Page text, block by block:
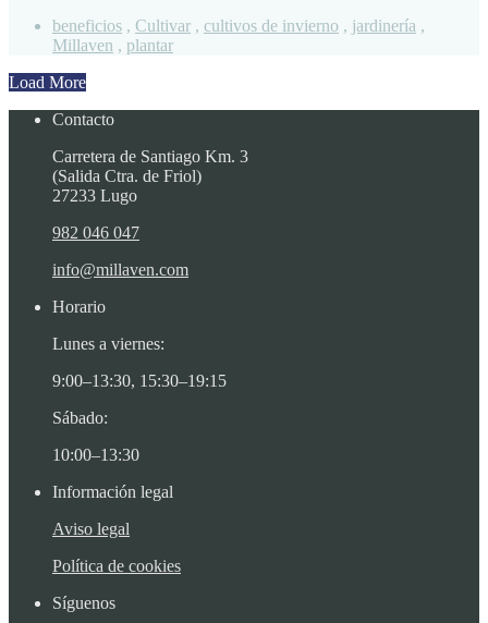
beneficios , Cultivar , cultivos de invierno , jardinería ,
Millaven , plantar
Load More
Contacto
Carretera de Santiago Km. 3
(Salida Ctra. de Friol)
27233 Lugo
982 046 047
info@millaven.com
Horario
Lunes a viernes:
9:00–13:30, 15:30–19:15
Sábado:
10:00–13:30
Información legal
Aviso legal
Política de cookies
Síguenos